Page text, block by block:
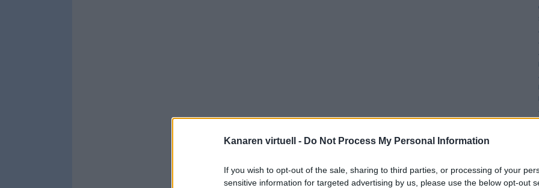
Kanaren virtuell - Do Not Process My Personal Information
If you wish to opt-out of the sale, sharing to third parties, or processing of your
sensitive information for targeted advertising by us, please use the below opt-out